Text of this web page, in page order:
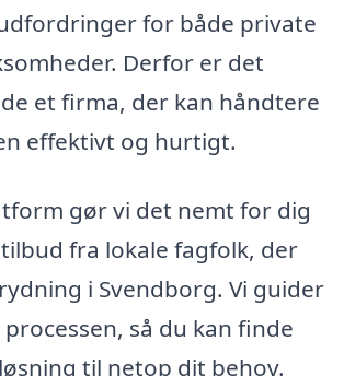
for både private
Derfor er det
et firma, der kan håndtere
effektivt og hurtigt.
gør vi det nemt for dig
fra lokale fagfolk, der
i Svendborg. Vi guider
så du kan finde
til netop dit behov.